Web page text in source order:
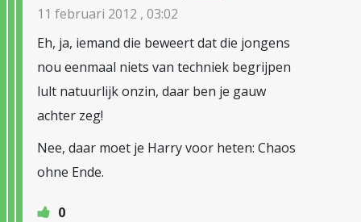
11 februari 2012 , 03:02
Eh, ja, iemand die beweert dat die jongens
nou eenmaal niets van techniek begrijpen
lult natuurlijk onzin, daar ben je gauw
achter zeg!
Nee, daar moet je Harry voor heten: Chaos
ohne Ende.
0